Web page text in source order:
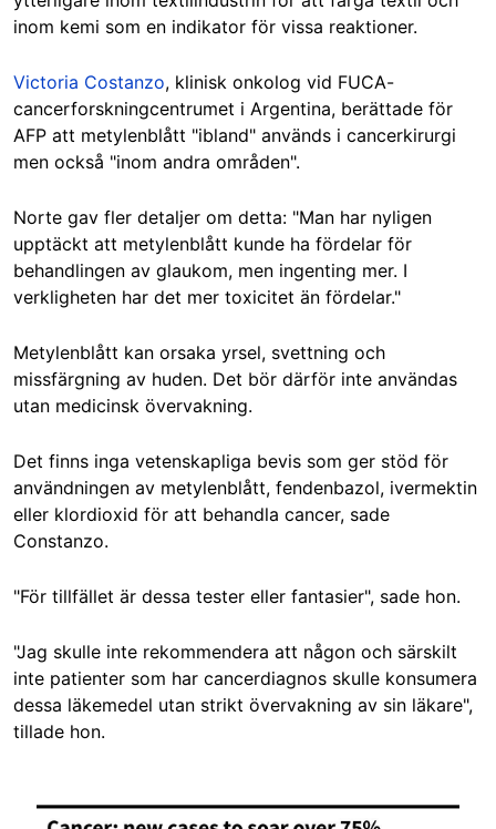
inom kemi som en indikator för vissa reaktioner.
Victoria Costanzo, klinisk onkolog vid FUCA-
cancerforskningcentrumet i Argentina, berättade för
AFP att metylenblått "ibland" används i cancerkirurgi
men också "inom andra områden".
Norte gav fler detaljer om detta: "Man har nyligen
upptäckt att metylenblått kunde ha fördelar för
behandlingen av glaukom, men ingenting mer. I
verkligheten har det mer toxicitet än fördelar."
Metylenblått kan orsaka yrsel, svettning och
missfärgning av huden. Det bör därför inte användas
utan medicinsk övervakning.
Det finns inga vetenskapliga bevis som ger stöd för
användningen av metylenblått, fendenbazol, ivermektin
eller klordioxid för att behandla cancer, sade
Constanzo.
"För tillfället är dessa tester eller fantasier", sade hon.
"Jag skulle inte rekommendera att någon och särskilt
inte patienter som har cancerdiagnos skulle konsumera
dessa läkemedel utan strikt övervakning av sin läkare",
tillade hon.
Image